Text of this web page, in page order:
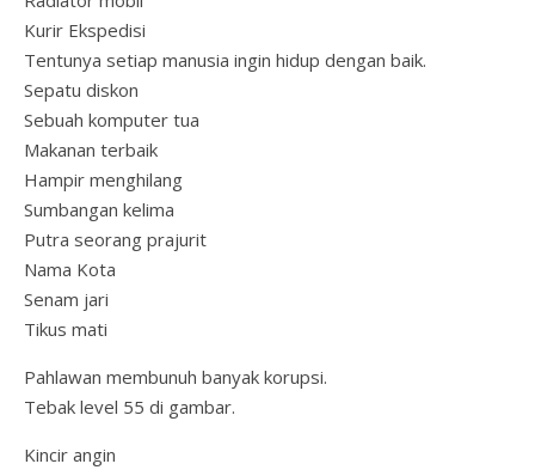
Kurir Ekspedisi
Tentunya setiap manusia ingin hidup dengan baik.
Sepatu diskon
Sebuah komputer tua
Makanan terbaik
Hampir menghilang
Sumbangan kelima
Putra seorang prajurit
Nama Kota
Senam jari
Tikus mati
Pahlawan membunuh banyak korupsi.
Tebak level 55 di gambar.
Kincir angin